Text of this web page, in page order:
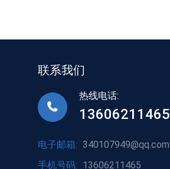
联系我们
热线电话:
13606211465
电子邮箱: 340107949@qq.com
手机号码: 13606211465